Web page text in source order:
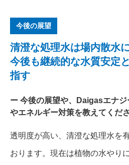
今後の展望
清澄な処理水は場内散水
今後も継続的な水質安定
指す
今後の展望や、Daigasエナ
やエネルギー対策を教えてくださ
透明度が高い、清澄な処理水を
おります。現在は植物の水やり